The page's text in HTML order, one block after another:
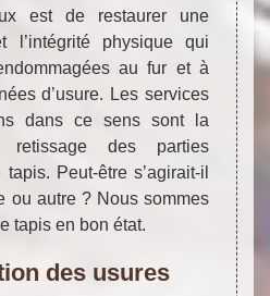
est de restaurer une
l’intégrité physique qui
au fur et à
d’usure. Les services
dans ce sens sont la
des parties
Peut-être s’agirait-il
ou autre ? Nous sommes
tapis en bon état.
des usures